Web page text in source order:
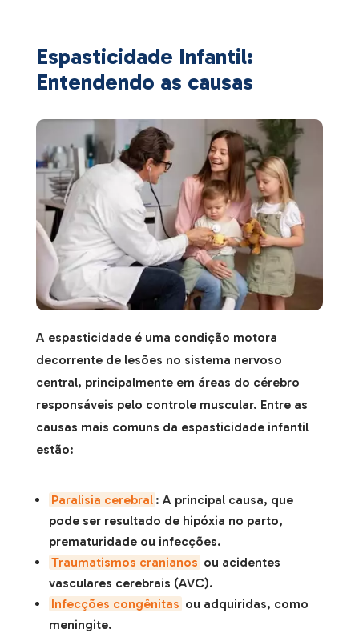
Espasticidade Infantil:
Entendendo as causas
A espasticidade é uma condição motora
decorrente de lesões no sistema nervoso
central, principalmente em áreas do cérebro
responsáveis pelo controle muscular. Entre as
causas mais comuns da espasticidade infantil
estão:
Paralisia cerebral : A principal causa, que
pode ser resultado de hipóxia no parto,
prematuridade ou infecções.
Traumatismos cranianos ou acidentes
vasculares cerebrais (AVC).
Infecções congênitas ou adquiridas, como
meningite.